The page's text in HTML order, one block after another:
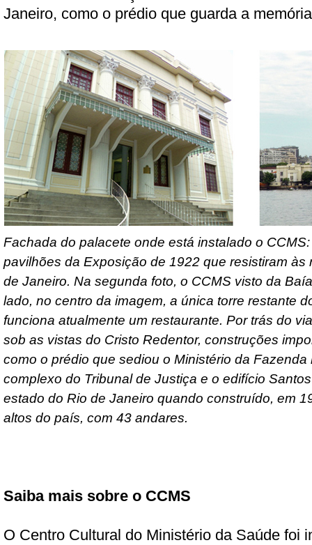
Janeiro, como o prédio que guarda a
Fachada do palacete onde está instalado o
pavilhões da Exposição de 1922 que resistiram às
de Janeiro. Na segunda foto, o CCMS visto da
lado, no centro da imagem, a única torre restante
funciona atualmente um restaurante. Por trás do
sob as vistas do Cristo Redentor, construções
como o prédio que sediou o Ministério da
complexo do Tribunal de Justiça e o edifício
estado do Rio de Janeiro quando construído, em
altos do país, com 43 andares.
Saiba mais sobre o CCMS
O Centro Cultural do Ministério da Saúde foi